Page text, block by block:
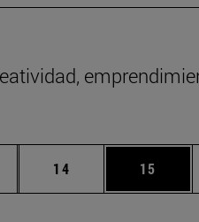
intermedias Use TAB
Página
14 Página
15